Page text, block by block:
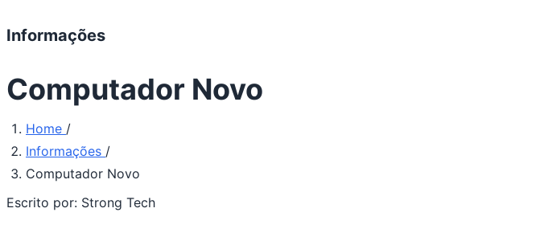
Informações
Computador Novo
Home /
Informações /
Computador Novo
Escrito por: Strong Tech